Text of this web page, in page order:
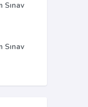
Sınav
Sınav